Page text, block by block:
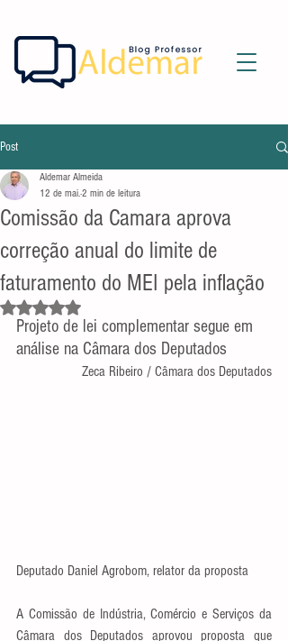
Post
Comissão da Camara aprova
correção anual do limite de
faturamento do MEI pela inflação
Aldemar Almeida
12 de mai.2 min de leitura
Avaliado com NaN de 5 estrelas.
Projeto de lei complementar segue em
análise na Câmara dos Deputados
Zeca Ribeiro / Câmara dos Deputados
Deputado Daniel Agrobom, relator da proposta
A Comissão de Indústria, Comércio e Serviços da
Câmara dos Deputados aprovou proposta que